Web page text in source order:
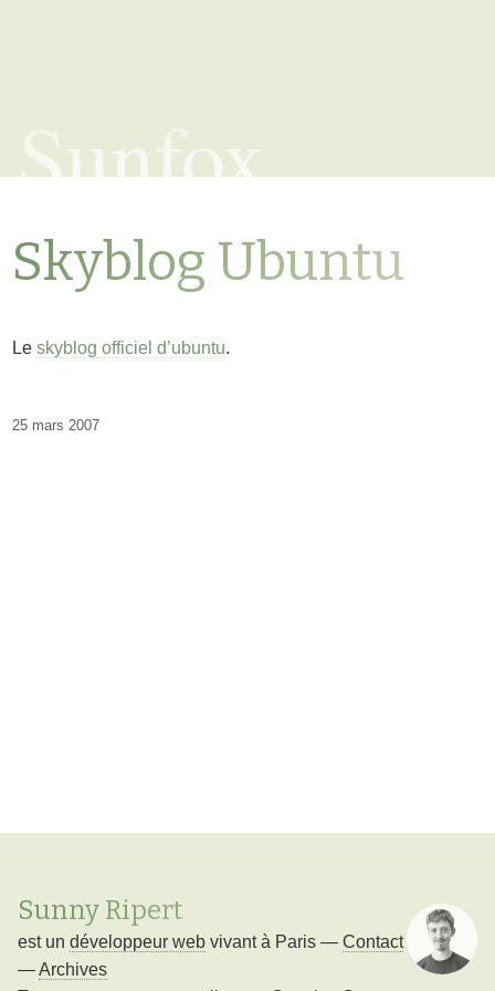
Sunfox
Skyblog Ubuntu
Leskyblog officiel d’ubuntu.
25 mars 2007
Sunny Ripert
est un développeur web vivant à Paris — Contact
—Archives